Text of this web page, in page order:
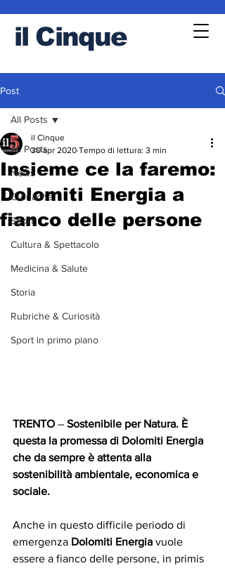
il Cinque
Post
All Posts
News
Cronache
Sport
Cultura & Spettacolo
Medicina & Salute
Storia
Rubriche & Curiosità
Sport in primo piano
All Posts
Insieme ce la faremo:
Dolomiti Energia a
fianco delle persone
il Cinque
30 apr 2020 Tempo di lettura: 3 min
TRENTO – Sostenibile per Natura. È
questa la promessa di Dolomiti Energia
che da sempre è attenta alla
sostenibilità ambientale, economica e
sociale.
Anche in questo difficile periodo di
emergenza Dolomiti Energia vuole
essere a fianco delle persone, in primis